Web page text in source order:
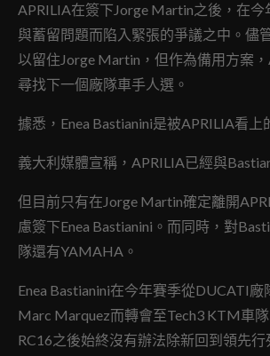
APRILIA在簽下Jorge Martin之後，在今
與蓄留問題而陷入緊張的爭議之中。儘
以留住Jorge Martin，但作為備用方案
尋找下一個廠隊車手人選。
據悉，Enea Bastianini是被APRILIA看上
義大利媒體宣稱，APRILIA已經與
但目前只有在Jorge Martin確定離開
慮簽下Enea Bastianini。而同時，對
隊還有YAMAHA。
Enea Bastianini在今年賽季從DUCATI
Marc Marquez而轉會至Tech3 KTM車
RC16之後始終沒有辦法除新回到領先行